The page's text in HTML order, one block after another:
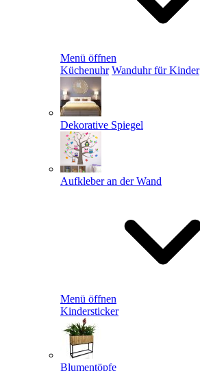
Menü öffnen
Küchenuhr Wanduhr für Kinder
Dekorative Spiegel
Aufkleber an der Wand
Menü öffnen
Kindersticker
Blumentöpfe